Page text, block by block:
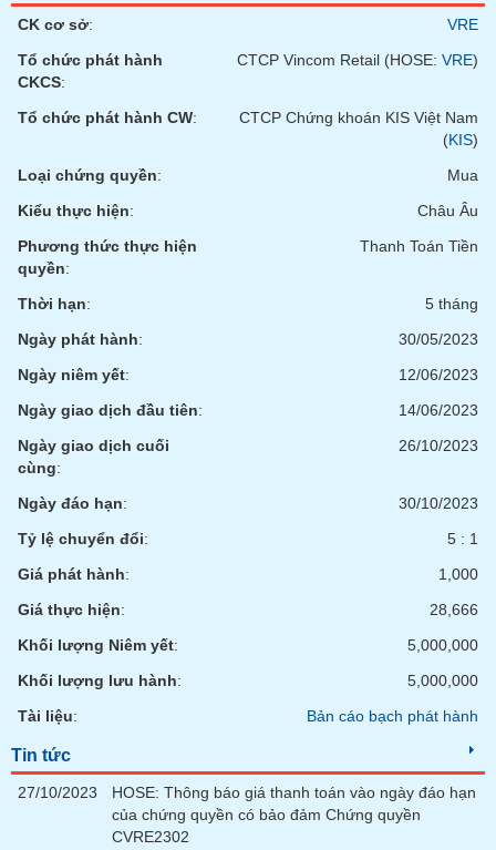
CK cơ sở:
VRE
Tổ chức phát hành
CKCS:
CTCP Vincom Retail (HOSE: VRE)
Tổ chức phát hành CW:
CTCP Chứng khoán KIS Việt Nam
(KIS)
Loại chứng quyền:
Mua
Kiểu thực hiện:
Châu Âu
Phương thức thực hiện
quyền:
Thanh Toán Tiền
Thời hạn:
5 tháng
Ngày phát hành:
30/05/2023
Ngày niêm yết:
12/06/2023
Ngày giao dịch đầu tiên:
14/06/2023
Ngày giao dịch cuối
cùng:
26/10/2023
Ngày đáo hạn:
30/10/2023
Tỷ lệ chuyển đổi:
5 : 1
Giá phát hành:
1,000
Giá thực hiện:
28,666
Khối lượng Niêm yết:
5,000,000
Khối lượng lưu hành:
5,000,000
Tài liệu: Bản cáo bạch phát hành
Tin tức
27/10/2023
HOSE: Thông báo giá thanh toán vào ngày đáo hạn
của chứng quyền có bảo đảm Chứng quyền
CVRE2302
đầu
tư
tài
chính
Dữ
liệu
chính